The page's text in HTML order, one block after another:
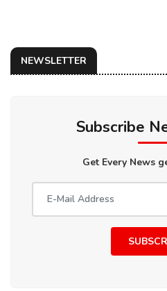
NEWSLETTER
Subscribe
Get Every News